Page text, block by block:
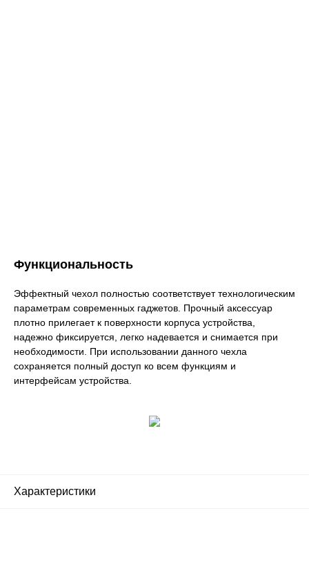
Функциональность
Эффектный чехол полностью соответствует технологическим
параметрам современных гаджетов. Прочный аксессуар
плотно прилегает к поверхности корпуса устройства,
надежно фиксируется, легко надевается и снимается при
необходимости. При использовании данного чехла
сохраняется полный доступ ко всем функциям и
интерфейсам устройства.
Характеристики